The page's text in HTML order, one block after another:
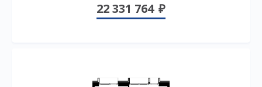
22 331 764